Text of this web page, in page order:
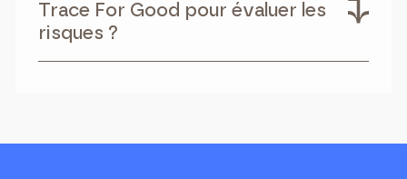
Trace For Good pour évaluer les
risques ?